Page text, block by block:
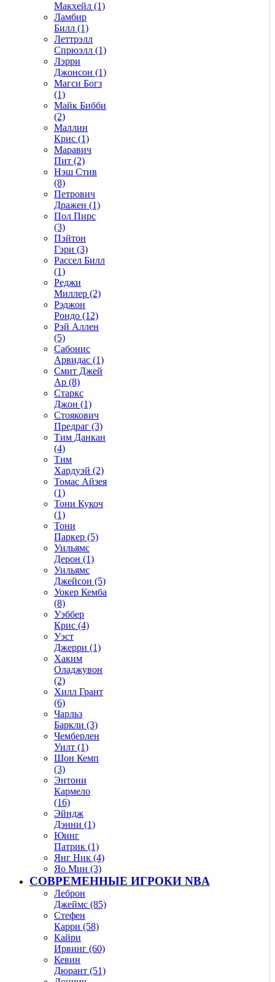
Макхейл (1)
Ламбир
Билл (1)
Леттрэлл
Спрюэлл (1)
Лэрри
Джонсон (1)
Магси Богз
(1)
Майк Бибби
(2)
Маллин
Крис (1)
Маравич
Пит (2)
Нэш Стив
(8)
Петрович
Дражен (1)
Пол Пирс
(3)
Пэйтон
Гэри (3)
Рассел Билл
(1)
Реджи
Миллер (2)
Рэджон
Рондо (12)
Рэй Аллен
(5)
Сабонис
Арвидас (1)
Смит Джей
Ар (8)
Старкс
Джон (1)
Стоякович
Предраг (3)
Тим Данкан
(4)
Тим
Хардуэй (2)
Томас Айзея
(1)
Тони Кукоч
(1)
Тони
Паркер (5)
Уильямс
Дерон (1)
Уильямс
Джейсон (5)
Уокер Кемба
(8)
Уэббер
Крис (4)
Уэст
Джерри (1)
Хаким
Оладжувон
(2)
Хилл Грант
(6)
Чарльз
Баркли (3)
Чемберлен
Уилт (1)
Шон Кемп
(3)
Энтони
Кармело
(16)
Эйндж
Дэнни (1)
Юинг
Патрик (1)
Янг Ник (4)
Яо Мин (3)
СОВРЕМЕННЫЕ ИГРОКИ NBA
Леброн
Джеймс (85)
Стефен
Карри (58)
Кайри
Ирвинг (60)
Кевин
Дюрант (51)